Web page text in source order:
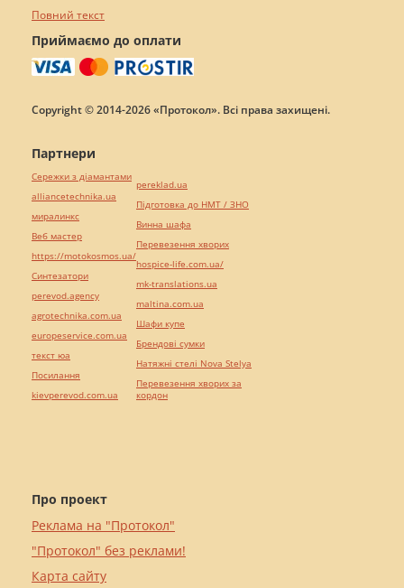
Повний текст
Приймаємо до оплати
Copyright © 2014-2026 «Протокол». Всі права захищені.
Про проект
Реклама на "Протокол"
"Протокол" без реклами!
Карта сайту
Партнери
Сережки з діамантами
alliancetechnika.ua
миралинкс
Веб мастер
https://motokosmos.ua/
Синтезатори
perevod.agency
agrotechnika.com.ua
europeservice.com.ua
текст юа
Посилання
kievperevod.com.ua
pereklad.ua
Підготовка до НМТ / ЗНО
Винна шафа
Перевезення хворих
hospice-life.com.ua/
mk-translations.ua
maltina.com.ua
Шафи купе
Брендові сумки
Натяжні стелі Nova Stelya
Перевезення хворих за
кордон